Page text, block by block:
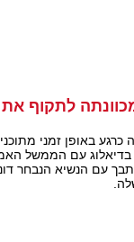
לתקוף
כרגע באופן זמני
בדיאלוג עם הממשל
עם הנשיא הנבחר